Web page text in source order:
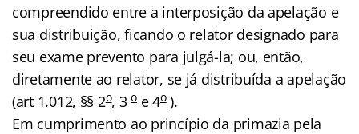
compreendido entre a interposição da apelação e
sua distribuição, ficando o relator designado para
seu exame prevento para julgá-la; ou, então,
diretamente ao relator, se já distribuída a apelação
(art 1.012, §§ 2o, 3o e 4o).
Em cumprimento ao princípio da primazia pela